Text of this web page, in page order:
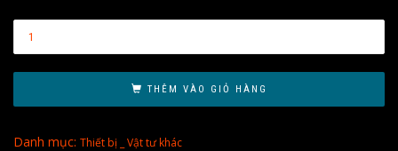
THÊM VÀO GIỎ HÀNG
Danh mục: Thiết bị _ Vật tư khác